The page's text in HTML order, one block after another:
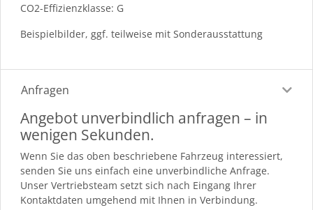
CO2-Effizienzklasse: G
Beispielbilder, ggf. teilweise mit Sonderausstattung
Anfragen
Angebot unverbindlich anfragen – in
wenigen Sekunden.
Wenn Sie das oben beschriebene Fahrzeug interessiert,
senden Sie uns einfach eine unverbindliche Anfrage.
Unser Vertriebsteam setzt sich nach Eingang Ihrer
Kontaktdaten umgehend mit Ihnen in Verbindung.